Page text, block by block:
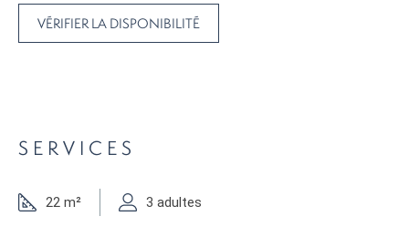
VÉRIFIER LA DISPONIBILITÉ
SERVICES
22 m² 3 adultes